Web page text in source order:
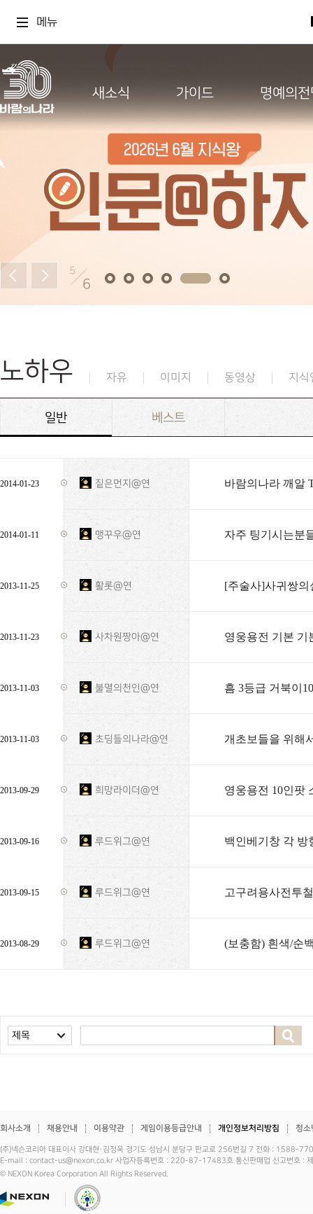
메뉴
새소식 가이드 명예의
5
6
노하우 자유 이미지 동영상 지식
일반 베스트
2014-01-23 짙은먼지@연 바람의나라 깨알
2014-01-11 맹꾸우@연 자주 팅기시는분
2013-11-25 활롯@연 [주술사]사귀쌍
2013-11-23 사차원짱아@연 영웅용전 기본 기
2013-11-03 불멸의천인@연 흠 3등급 거북이
2013-11-03 초딩들의나라@연 개초보들을 위해
2013-09-29 희망라이더@연 영웅용전 10인팟
2013-09-16 루드위그@연 백인베기창 각 방
2013-09-15 루드위그@연 고구려용사전투
2013-08-29 루드위그@연 (보충함) 흰색/순
제목
회사소개 채용안내 이용약관 게임이용등급안내 개인정보처리방침 청소
(주)넥슨코리아 대표이사 강대현·김정욱 경기도 성남시 분당구 판교로 256번길 7 전화 :
E-mail : contact-us@nexon.co.kr 사업자등록번호 : 220-87-17483호 통신판매업 신고번호 :
© NEXON Korea Corporation All Rights Reserved.